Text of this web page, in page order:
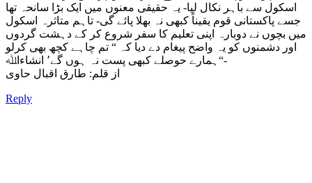
اسکول سے باہر نکال لیا- یہ حقیقی معنوں میں ایک بڑا سانحہ تھا
جسے پاکستانی قوم یقیناً کبھی نہ بھلا پائے گی- تاہم متاثرہ اسکول
میں بچوں نے دوبارہ اپنی تعلیم کا سفر شروع کر کے دہشت گردوں
اور دشمنوں کو یہ واضح پیغام دے دیا کہ “ تم چاہے کچھ بھی کرلو
ہمارے حوصلے کبھی پست نہ ہوں گے٬ انشاﺀاﷲ“-
از قلم: طارق اقبال حاوی
Reply